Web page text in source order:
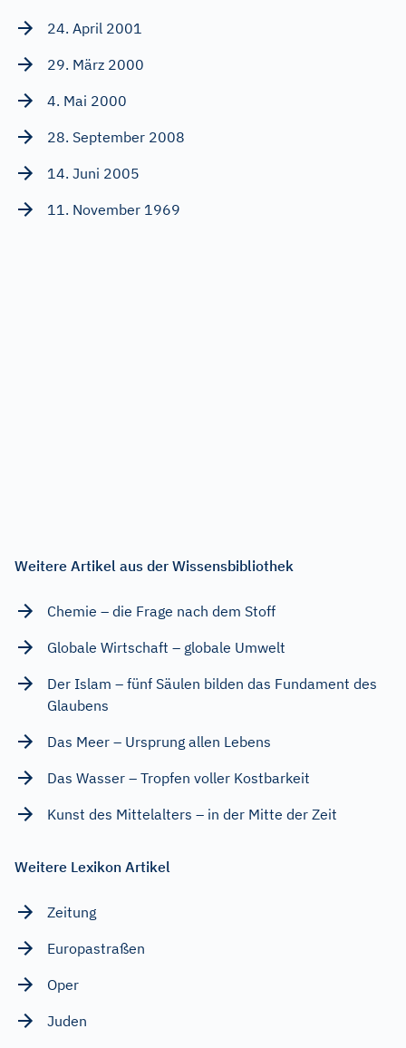
24. April 2001
29. März 2000
4. Mai 2000
28. September 2008
14. Juni 2005
11. November 1969
Weitere Artikel aus der Wissensbibliothek
Chemie – die Frage nach dem Stoff
Globale Wirtschaft – globale Umwelt
Der Islam – fünf Säulen bilden das Fundament des
Glaubens
Das Meer – Ursprung allen Lebens
Das Wasser – Tropfen voller Kostbarkeit
Kunst des Mittelalters – in der Mitte der Zeit
Weitere Lexikon Artikel
Zeitung
Europastraßen
Oper
Juden